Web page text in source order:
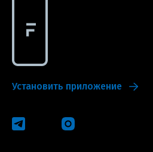
Установить приложение